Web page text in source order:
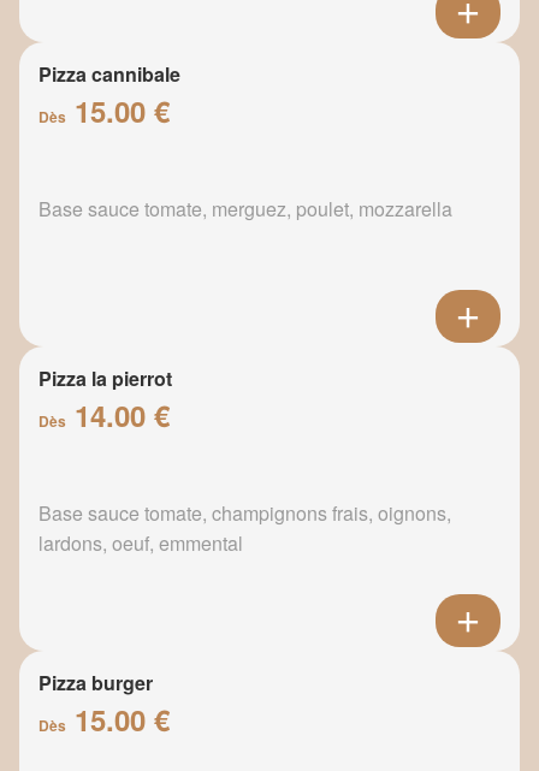
Pizza cannibale
Dès 15.00 €
Base sauce tomate, merguez, poulet, mozzarella
Pizza la pierrot
Dès 14.00 €
Base sauce tomate, champignons frais, oignons,
lardons, oeuf, emmental
Pizza burger
Dès 15.00 €